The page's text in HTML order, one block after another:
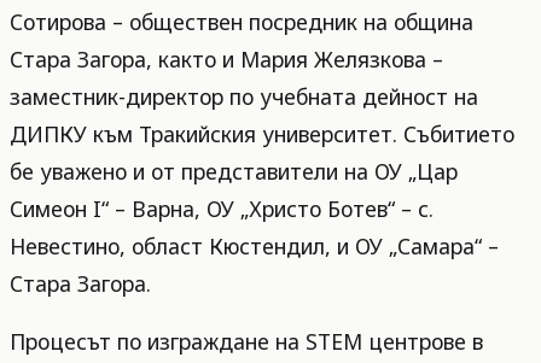
Сотирова – обществен посредник на община
Стара Загора, както и Мария Желязкова –
заместник-директор по учебната дейност на
ДИПКУ към Тракийския университет. Събитието
бе уважено и от представители на ОУ „Цар
Симеон I“ – Варна, ОУ „Христо Ботев“ – с.
Невестино, област Кюстендил, и ОУ „Самара“ –
Стара Загора.
Процесът по изграждане на STEM центрове в